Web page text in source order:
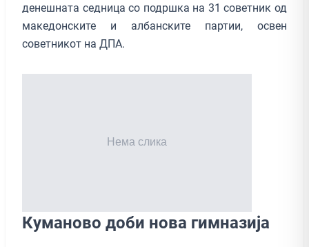
денешната седница со подршка на 31 советник од
македонските и албанските партии, освен
советникот на ДПА.
Куманово доби нова гимназија